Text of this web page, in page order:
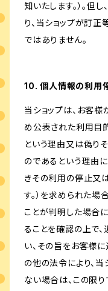
知いたします。）。但
り、当ショップが訂
ではありません。
10. 個人情報の利用
当ショップは、お客様
め公表された利用目
という理由又は偽り
のであるという理由
きその利用の停止又
す。）を求められた場
ことが判明した場合
ることを確認の上で
い、その旨をお客様
の他の法令により、
ない場合は、この限り